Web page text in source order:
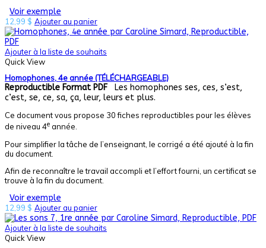
Voir exemple
12,99 $ Ajouter au panier
Ajouter à la liste de souhaits
Quick View
Homophones, 4e année (TÉLÉCHARGEABLE)
Reproductible Format PDF Les homophones ses, ces, s’est,
c’est, se, ce, sa, ça, leur, leurs et plus.
Ce document vous propose 30 fiches reproductibles pour les élèves
de niveau 4e année.
Pour simplifier la tâche de l’enseignant, le corrigé a été ajouté à la fin
du document.
Afin de reconnaître le travail accompli et l’effort fourni, un certificat se
trouve à la fin du document.
Voir exemple
12,99 $ Ajouter au panier
Ajouter à la liste de souhaits
Quick View